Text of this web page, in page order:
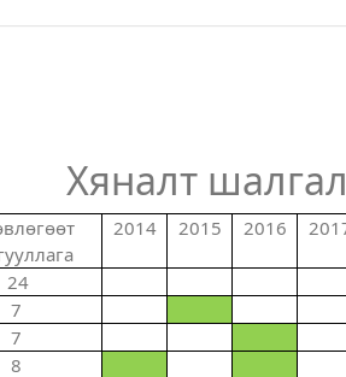
Хяналт
2014 2015 2016
24
7
7
8